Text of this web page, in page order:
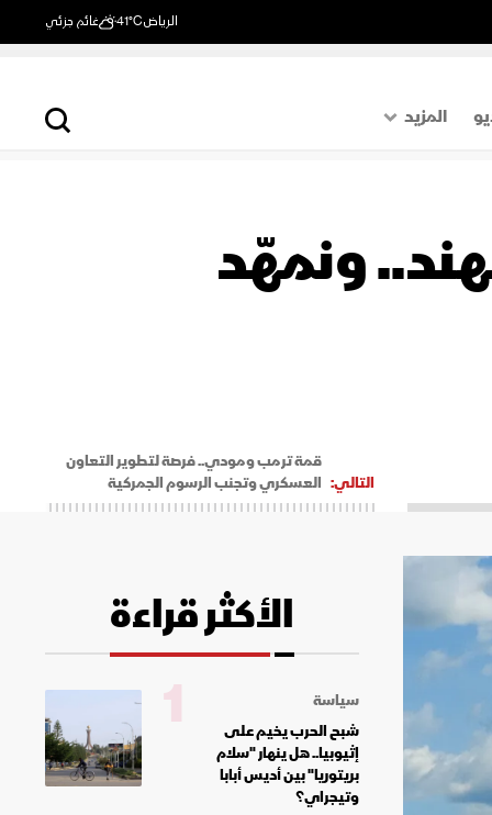
الرياض41°C غائم جزئي
المزيد
اقتصاد
ونمهّد
التالي:
قمة ترمب ومودي.. فرصة لتطوير التعاون
العسكري وتجنب الرسوم الجمركية
الأكثر قراءة
سياسة
شبح الحرب يخيم على
إثيوبيا.. هل ينهار "سلام
بريتوريا" بين أديس أبابا
وتيجراي؟
1